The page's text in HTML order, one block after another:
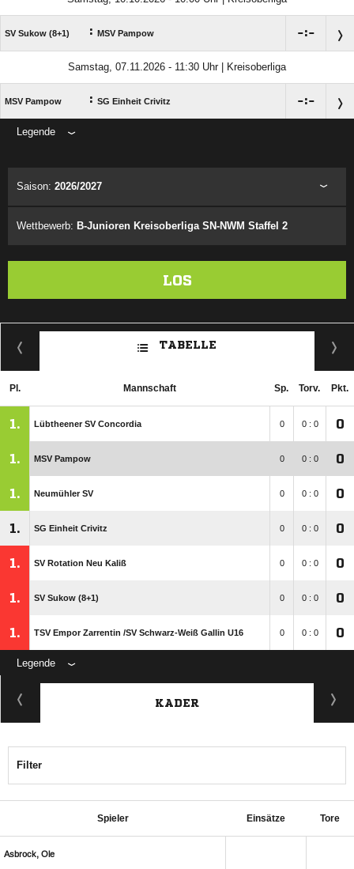
SV Sukow (8+1) : MSV Pampow :
Samstag, 07.11.2026 - 11:30 Uhr | Kreisoberliga
MSV Pampow : SG Einheit Crivitz :
Legende
Saison: 2026/2027
Wettbewerb: B-Junioren Kreisoberliga SN-NWM Staffel 2
LOS
TABELLE
Pl. Mannschaft Sp. Torv. Pkt.
1. Lübtheener SV Concordia 0 0 : 0 0
1. MSV Pampow 0 0 : 0 0
1. Neumühler SV 0 0 : 0 0
1. SG Einheit Crivitz 0 0 : 0 0
1. SV Rotation Neu Kaliß 0 0 : 0 0
1. SV Sukow (8+1) 0 0 : 0 0
1. TSV Empor Zarrentin /​SV Schwarz-Weiß Gallin U16 0 0 : 0 0
Legende
KADER
Filter
Spieler Einsätze Tore
 